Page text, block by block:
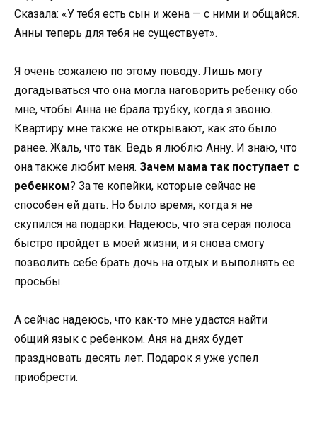
Сказала: «У тебя есть сын и жена — с ними и общайся.
Анны теперь для тебя не существует».
Я очень сожалею по этому поводу. Лишь могу
догадываться что она могла наговорить ребенку обо
мне, чтобы Анна не брала трубку, когда я звоню.
Квартиру мне также не открывают, как это было
ранее. Жаль, что так. Ведь я люблю Анну. И знаю, что
она также любит меня. Зачем мама так поступает с
ребенком? За те копейки, которые сейчас не
способен ей дать. Но было время, когда я не
скупился на подарки. Надеюсь, что эта серая полоса
быстро пройдет в моей жизни, и я снова смогу
позволить себе брать дочь на отдых и выполнять ее
просьбы.
А сейчас надеюсь, что как-то мне удастся найти
общий язык с ребенком. Аня на днях будет
праздновать десять лет. Подарок я уже успел
приобрести.